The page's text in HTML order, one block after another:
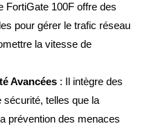
FortiGate 100F offre des
pour gérer le trafic réseau
la vitesse de
Avancées : Il intègre des
telles que la
prévention des menaces